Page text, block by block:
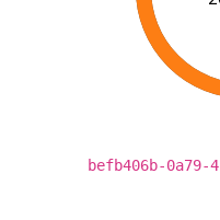
befb406b-0a79-